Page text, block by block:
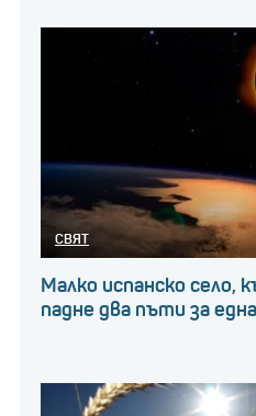
СВЯТ
Малко испанско
падне два пъти за